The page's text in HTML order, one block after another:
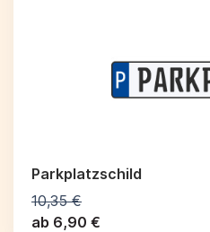
Parkplatzschild
10,35 €
ab 6,90 €